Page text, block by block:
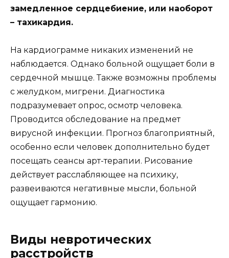
замедленное сердцебиение, или наоборот
– тахикардия.
На кардиограмме никаких изменений не
наблюдается. Однако больной ощущает боли в
сердечной мышце. Также возможны проблемы
с желудком, мигрени. Диагностика
подразумевает опрос, осмотр человека.
Проводится обследование на предмет
вирусной инфекции. Прогноз благоприятный,
особенно если человек дополнительно будет
посещать сеансы арт-терапии. Рисование
действует расслабляющее на психику,
развеиваются негативные мысли, больной
ощущает гармонию.
Виды невротических
расстройств